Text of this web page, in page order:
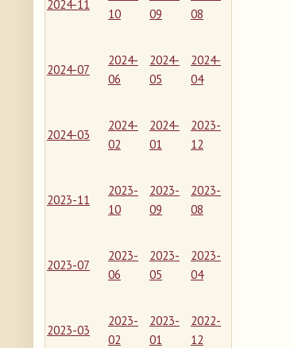
2024-11
10
09
08
2024-07
2024-
06
2024-
05
2024-
04
2024-03
2024-
02
2024-
01
2023-
12
2023-11
2023-
10
2023-
09
2023-
08
2023-07
2023-
06
2023-
05
2023-
04
2023-03
2023-
02
2023-
01
2022-
12